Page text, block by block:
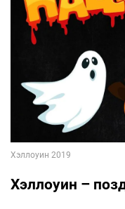
Хэллоуин –